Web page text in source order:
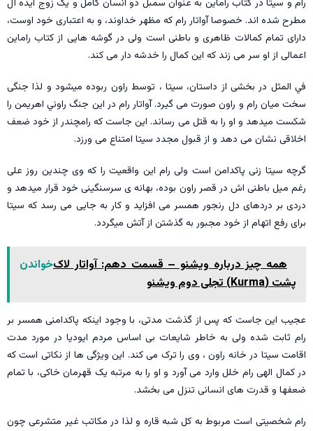
رام و سیتا در کتاب راماین به عنوان سمبل دو انسان کامل و یک زوج ایده آل
مطرح شده اند. خصوصا آواتار رام که مظهر خداوند، و به اعتباری خود اوست،
دارای تمام کمالات ظاهری و باطنی است ولی در گوشه هایی از کتاب راماین
اعمالی از او سر می زند که این کمال را خدشه دار می کند.
في المثل در بخشی از داستان، سیتا ، توسط راون ربوده میشود و لذا جنگی
سخت میان رام و راون صورت می گیرد. آواتار رام در این جنگ راوني اهریمن را
شکست میدهد و او را به قتل می رساند. این جاست که رامچندر از خود ضعف
اخلاقی نشان می دهد و از قبول مجدد سیتا امتناع می ورزد.
گرچه سیتا زنی پاکدامن است ولی رام این واقعیت را که وی چندین روز علی
رغم میل باطنی اش در قصر راون بوده، بهانه ی سرسنگینی خود قرار میدهد و
دردی بر دردهای دل رنجور همسر می افزاید و کار به جایی می رسد که سیتا
برای رفع اتهام از خود مجبور به گذشتن از آتش میگردد.
خواندنهمه چیز درباره ویشنو – قسمت دهم: آواتار لاک
پشت (Kurma) تجلی دوم ویشنو
عجیب این جاست که پس از گذشت مدتی، با وجود اینکه پاکدامنی همسر بر
رام ثابت شده ولی به خاطر شایعات بی اساس مردم ایودیا در مورد مدت
اقامت سیتا در خانه راون ، وی را ترک می کند. این ویژگی ها از نکاتی است که
در کمال الهی رام خلل وارد می آورد و او را به مرتبه یک قهرمان خاکی، با تمام
ضعفها و قدرت های انسانی تنزل می بخشد.
رام شخصیتی است مربوط به کل شبه قاره و لذا در مکاتب غير متشرعی چون